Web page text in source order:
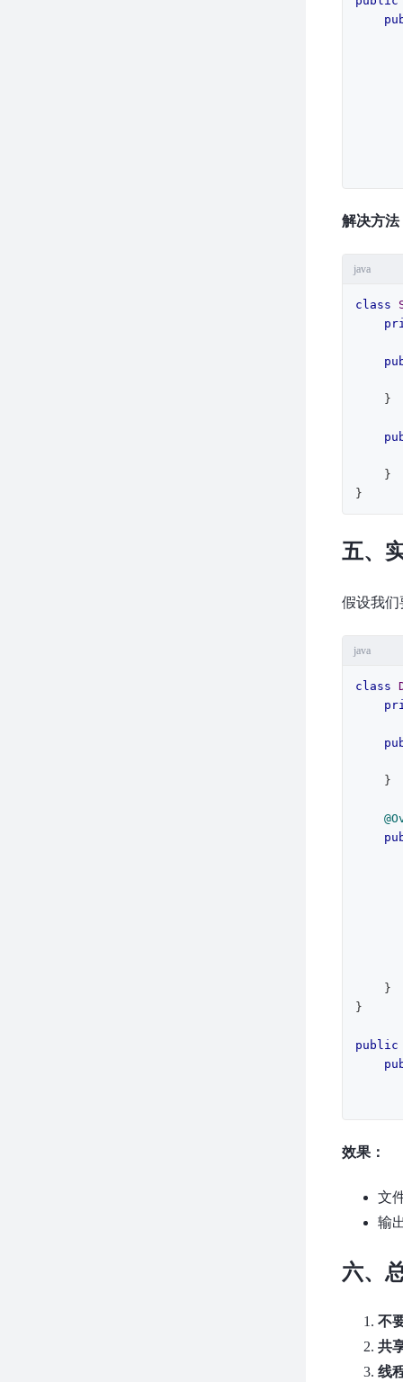
解决方
java
class
}
五、
假设我们
java
class
}
public
效果：
文
输
六、
不
共
线